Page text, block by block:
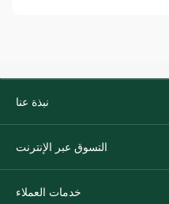
نبذة عنا
التسوق عبر الإنترنت
خدمات العملاء